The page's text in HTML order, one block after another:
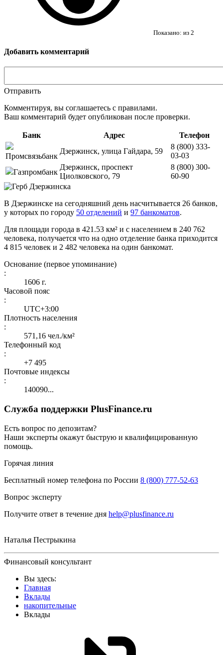
Показано: из 2
Добавить комментарий
Отправить
Комментируя, вы соглашаетесь c правилами.
Ваш комментарий будет опубликован после проверки.
Банк Адрес Телефон
Промсвязьбанк
Дзержинск, улица Гайдара, 59
8 (800) 333-
03-03
Газпромбанк
Дзержинск, проспект
Циолковского, 79
8 (800) 300-
60-90
В Дзержинске на сегодняшний день насчитывается 26 банков,
у которых по городу 50 отделений и 97 банкоматов.
Для площади города в 421.53 км² и с населением в 240 762
человека, получается что на одно отделение банка приходится
4 815 человек и 2 482 человека на один банкомат.
Основание (первое упоминание)
:
1606 г.
Часовой пояс
:
UTC+3:00
Плотность населения
:
571,16 чел./км²
Телефонный код
:
+7 495
Почтовые индексы
:
140090...
Служба поддержки PlusFinance.ru
Есть вопрос по депозитам?
Наши эксперты окажут быструю и квалифицированную
помощь.
Горячая линия
Бесплатный номер телефона по России 8 (800) 777-52-63
Вопрос эксперту
Получите ответ в течение дня help@plusfinance.ru
Наталья Пестрыкина
Финансовый консультант
Вы здесь:
Главная
Вклады
накопительные
Вклады